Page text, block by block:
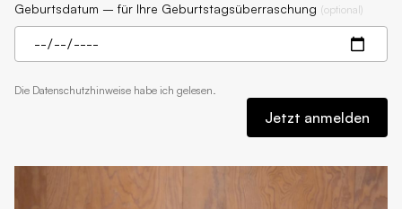
Geburtsdatum – für Ihre Geburtstagsüberraschung (optional)
Die Datenschutzhinweise habe ich gelesen.
Jetzt anmelden